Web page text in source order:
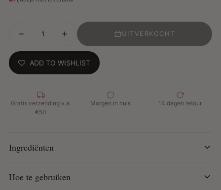
relaxerbehandeling.
Belangrijkste Kenmerken:
Versterkt en beschermt het haar tijdens het relaxen
Laat het haar zacht, glad en gevoed achter
Inclusief diep conditionerende nabehandeling met
aloë, castorolie en biotine
UITVERKOCHT
ADD TO WISHLIST
Gratis verzending v.a.
€50
Morgen in huis 14 dagen retour
Ingrediënten
Hoe te gebruiken